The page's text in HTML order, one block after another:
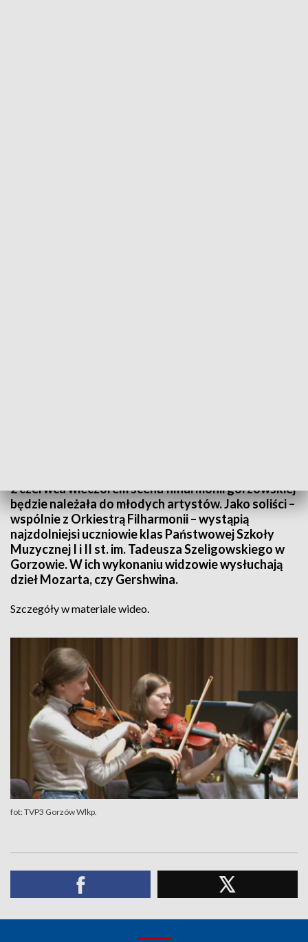
2 czerwca wieczorem scena filharmonii gorzowskiej
będzie należała do młodych artystów. Jako soliści –
wspólnie z Orkiestrą Filharmonii – wystąpią
najzdolniejsi uczniowie klas Państwowej Szkoły
Muzycznej I i II st. im. Tadeusza Szeligowskiego w
Gorzowie. W ich wykonaniu widzowie wysłuchają
dzieł Mozarta, czy Gershwina.
Szczegóły w materiale wideo.
fot: TVP3 Gorzów Wlkp.